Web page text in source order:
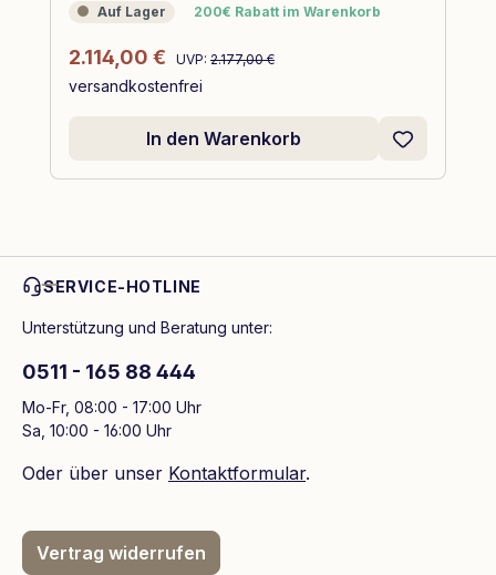
Auf Lager
Auf Lager 200€ Rabatt im Warenkorb
200€ Rabatt im Warenkorb
Verkaufspreis:
2.114,00 € Regulärer Preis:
UVP: 2.177,00 €
versandkostenfrei
In den Warenkorb
SERVICE-HOTLINE
Unterstützung und Beratung unter:
0511 - 165 88 444
Mo-Fr, 08:00 - 17:00 Uhr
Sa, 10:00 - 16:00 Uhr
Oder über unser Kontaktformular.
Vertrag widerrufen